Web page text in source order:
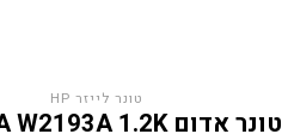
טונר לייזר HP
טונר אדום HP 219A W2193A 1.2K